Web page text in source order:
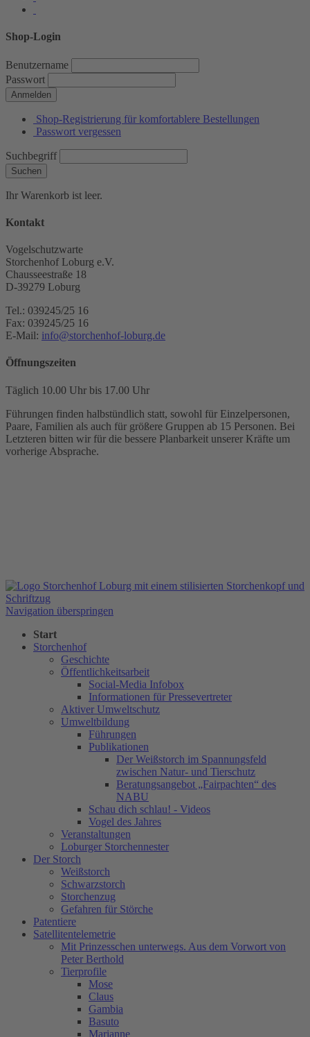
Shop-Login
Benutzername
Passwort
Anmelden
Shop-Registrierung für komfortablere Bestellungen
Passwort vergessen
Suchbegriff
Suchen
Ihr Warenkorb ist leer.
Kontakt
Vogelschutzwarte
Storchenhof Loburg e.V.
Chausseestraße 18
D-39279 Loburg
Tel.: 039245/25 16
Fax: 039245/25 16
E-Mail: info@storchenhof-loburg.de
Öffnungszeiten
Täglich 10.00 Uhr bis 17.00 Uhr
Führungen finden halbstündlich statt, sowohl für Einzelpersonen,
Paare, Familien als auch für größere Gruppen ab 15 Personen. Bei
Letzteren bitten wir für die bessere Planbarkeit unserer Kräfte um
vorherige Absprache.
Navigation überspringen
Start
Storchenhof
Geschichte
Öffentlichkeitsarbeit
Social-Media Infobox
Informationen für Pressevertreter
Aktiver Umweltschutz
Umweltbildung
Führungen
Publikationen
Der Weißstorch im Spannungsfeld
zwischen Natur- und Tierschutz
Beratungsangebot „Fairpachten“ des
NABU
Schau dich schlau! - Videos
Vogel des Jahres
Veranstaltungen
Loburger Storchennester
Der Storch
Weißstorch
Schwarzstorch
Storchenzug
Gefahren für Störche
Patentiere
Satellitentelemetrie
Mit Prinzesschen unterwegs. Aus dem Vorwort von
Peter Berthold
Tierprofile
Mose
Claus
Gambia
Basuto
Marianne